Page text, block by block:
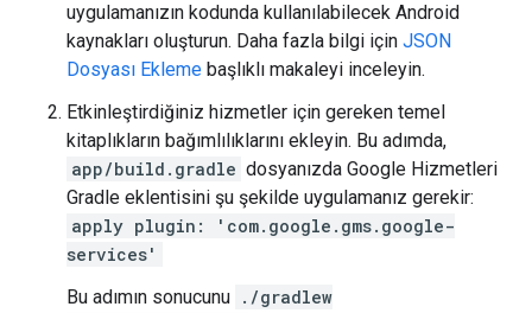
uygulamanızın kodunda kullanılabilecek Android
kaynakları oluşturun. Daha fazla bilgi için JSON
Dosyası Ekleme başlıklı makaleyi inceleyin.
Etkinleştirdiğiniz hizmetler için gereken temel
kitaplıkların bağımlılıklarını ekleyin. Bu adımda,
app/build.gradle dosyanızda Google Hizmetleri
Gradle eklentisini şu şekilde uygulamanız gerekir:
apply plugin: 'com.google.gms.google-
services'
Bu adımın sonucunu ./gradlew